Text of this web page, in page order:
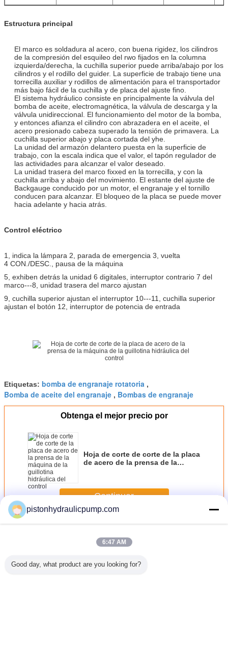
Estructura principal
El marco es soldadura al acero, con buena rigidez, los cilindros
de la compresión del esquileo del rwo fijados en la columna
izquierda/derecha, la cuchilla superior puede arriba/abajo por los
cilindros y el rodillo del guider. La superficie de trabajo tiene una
torrecilla auxiliar y rodillos de alimentación para el transportador
más bajo fácil de la cuchilla y de placa del ajuste fino.
El sistema hydráulico consiste en principalmente la válvula del
bomba de aceite, electromagnética, la válvula de descarga y la
válvula unidireccional. El funcionamiento del motor de la bomba,
y entonces afianza el cilindro con abrazadera en el aceite, el
acero presionado cabeza superado la tensión de primavera. La
cuchilla superior abajo y placa cortada del yhe.
La unidad del armazón delantero puesta en la superficie de
trabajo, con la escala indica que el valor, el tapón regulador de
las actividades para alcanzar el valor deseado.
La unidad trasera del marco fixxed en la torrecilla, y con la
cuchilla arriba y abajo del movimiento. El estante del ajuste de
Backgauge conducido por un motor, el engranaje y el tornillo
conducen para alcanzar. El bloqueo de la placa se puede mover
hacia adelante y hacia atrás.
Control eléctrico
1, indica la lámpara 2, parada de emergencia 3, vuelta
4 CON./DESC., pausa de la máquina
5, exhiben detrás la unidad 6 digitales, interruptor contrario 7 del
marco---8, unidad trasera del marco ajustan
9, cuchilla superior ajustan el interruptor 10---11, cuchilla superior
ajustan el botón 12, interruptor de potencia de entrada
Etiquetas: bomba de engranaje rotatoria ,
Bomba de aceite del engranaje , Bombas de engranaje
Obtenga el mejor precio por
Hoja de corte de corte de la placa
de acero de la prensa de la
Continuar
MásBombas hidráulicas de engranajes
pistonhydraulicpump.com
6:47 AM
Good day, what product are you looking for?